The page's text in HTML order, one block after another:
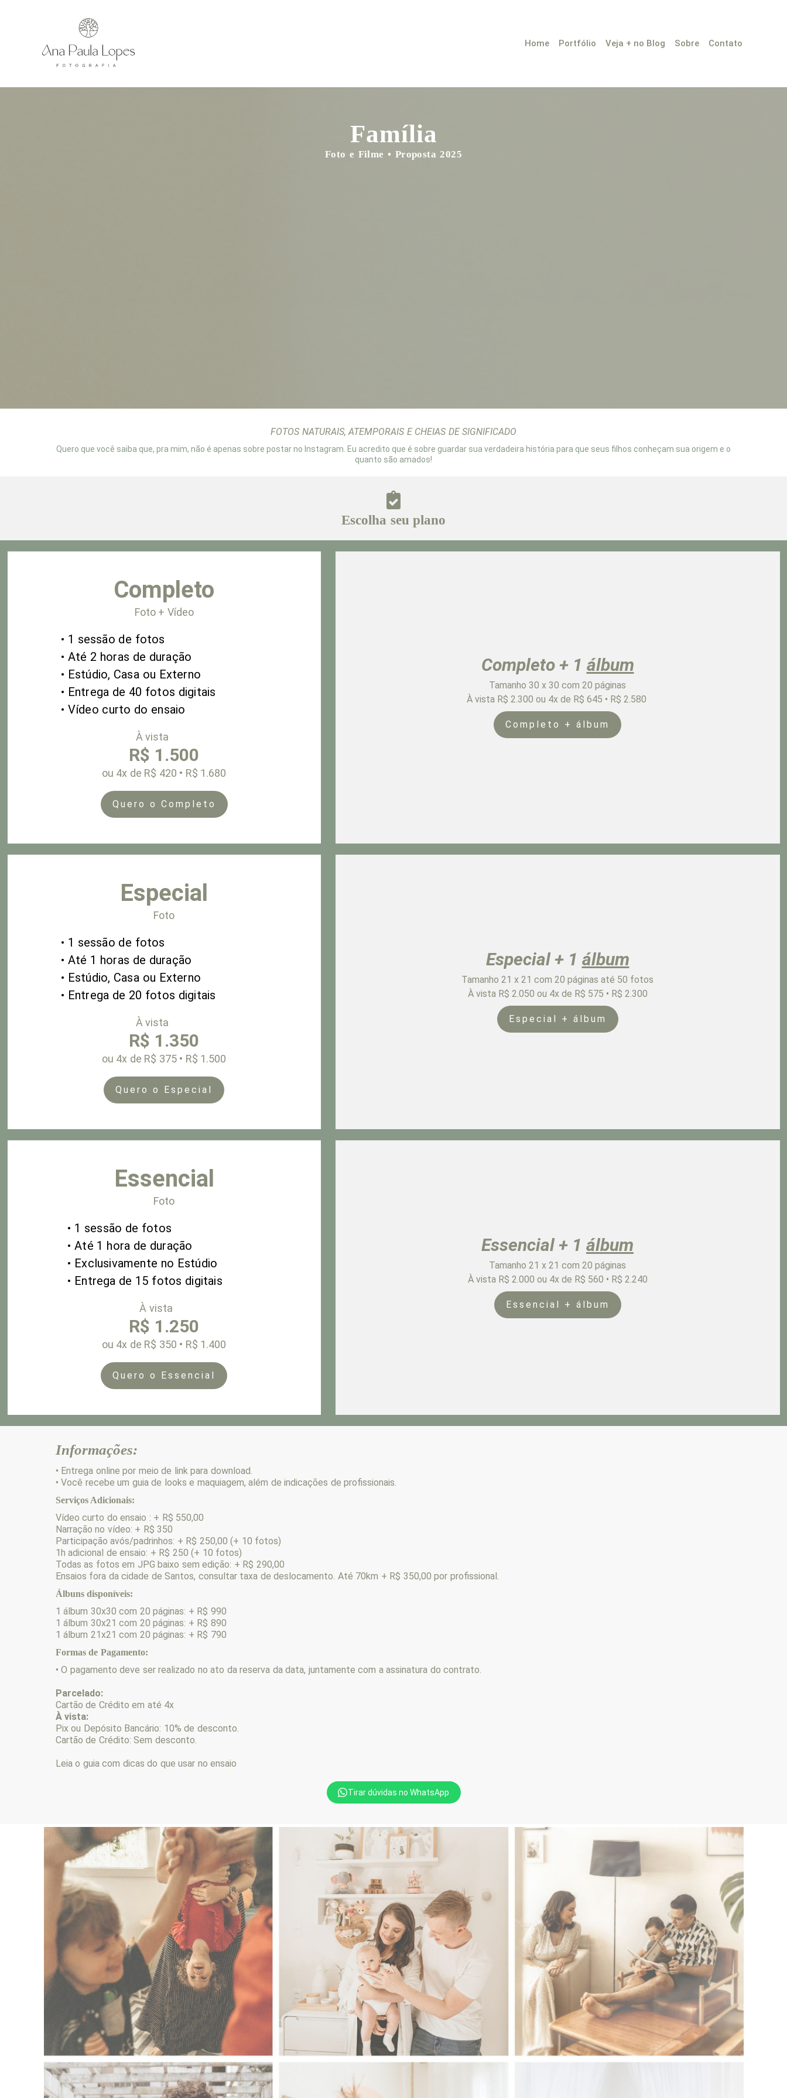
Home Portfólio Veja + no Blog Sobre Contato
Família
Foto e Filme • Proposta 2025
FOTOS NATURAIS, ATEMPORAIS E CHEIAS DE SIGNIFICADO
Quero que você saiba que, pra mim, não é apenas sobre postar no Instagram. Eu acredito que é sobre guardar sua verdadeira história para que seus filhos conheçam sua origem e o
quanto são amados!
Escolha seu plano
Completo
Foto + Vídeo
• 1 sessão de fotos
• Até 2 horas de duração
• Estúdio, Casa ou Externo
• Entrega de 40 fotos digitais
• Vídeo curto do ensaio
À vista
R$ 1.500
ou 4x de R$ 420 • R$ 1.680
Quero o Completo
Completo + 1 álbum
Tamanho 30 x 30 com 20 páginas
À vista R$ 2.300 ou 4x de R$ 645 • R$ 2.580
Completo + álbum
Especial
Foto
• 1 sessão de fotos
• Até 1 horas de duração
• Estúdio, Casa ou Externo
• Entrega de 20 fotos digitais
À vista
R$ 1.350
ou 4x de R$ 375 • R$ 1.500
Quero o Especial
Especial + 1 álbum
Tamanho 21 x 21 com 20 páginas até 50 fotos
À vista R$ 2.050 ou 4x de R$ 575 • R$ 2.300
Especial + álbum
Essencial
Foto
• 1 sessão de fotos
• Até 1 hora de duração
• Exclusivamente no Estúdio
• Entrega de 15 fotos digitais
À vista
R$ 1.250
ou 4x de R$ 350 • R$ 1.400
Quero o Essencial
Essencial + 1 álbum
Tamanho 21 x 21 com 20 páginas
À vista R$ 2.000 ou 4x de R$ 560 • R$ 2.240
Essencial + álbum
Informações:
• Entrega online por meio de link para download.
• Você recebe um guia de looks e maquiagem, além de indicações de profissionais.
Serviços Adicionais:
Vídeo curto do ensaio : + R$ 550,00
Narração no vídeo: + R$ 350
Participação avós/padrinhos: + R$ 250,00 (+ 10 fotos)
1h adicional de ensaio: + R$ 250 (+ 10 fotos)
Todas as fotos em JPG baixo sem edição: + R$ 290,00
Ensaios fora da cidade de Santos, consultar taxa de deslocamento. Até 70km + R$ 350,00 por profissional.
Álbuns disponíveis:
1 álbum 30x30 com 20 páginas: + R$ 990
1 álbum 30x21 com 20 páginas: + R$ 890
1 álbum 21x21 com 20 páginas: + R$ 790
Formas de Pagamento:
• O pagamento deve ser realizado no ato da reserva da data, juntamente com a assinatura do contrato.
Parcelado:
Cartão de Crédito em até 4x
À vista:
Pix ou Depósito Bancário: 10% de desconto.
Cartão de Crédito: Sem desconto.
Leia o guia com dicas do que usar no ensaio
Tirar dúvidas no WhatsApp